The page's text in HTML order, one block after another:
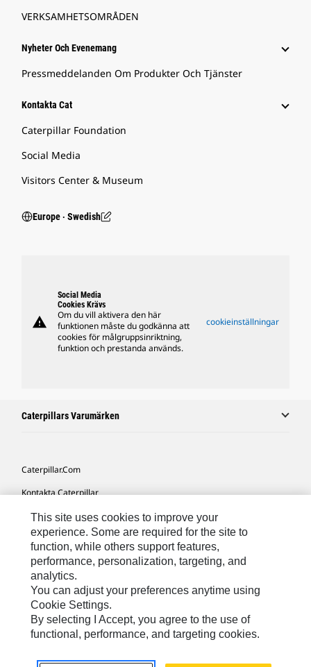
VERKSAMHETSOMRÅDEN
Nyheter Och Evenemang
Pressmeddelanden Om Produkter Och Tjänster
Kontakta Cat
Caterpillar Foundation
Social Media
Visitors Center & Museum
Europe ‧ Swedish
warning
Social Media
Cookies Krävs
Om du vill aktivera den här
funktionen måste du godkänna att
cookies för målgruppsinriktning,
funktion och prestanda används.
cookieinställningar
Caterpillars Varumärken
Caterpillar.com
Kontakta Caterpillar
Mina Marknadsföringspreferenser
Platskarta
Cookie Settings
Juridiskt
Sekretess
This site uses cookies to improve your
experience. Some are required for the site to
function, while others support features,
performance, personalization, targeting, and
analytics.
You can adjust your preferences anytime using
Cookie Settings.
By selecting I Accept, you agree to the use of
functional, performance, and targeting cookies.